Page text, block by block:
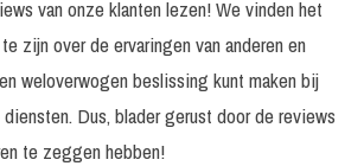
van onze klanten lezen! We vinden het
zijn over de ervaringen van anderen en
weloverwogen beslissing kunt maken bij
Dus, blader gerust door de reviews
te zeggen hebben!